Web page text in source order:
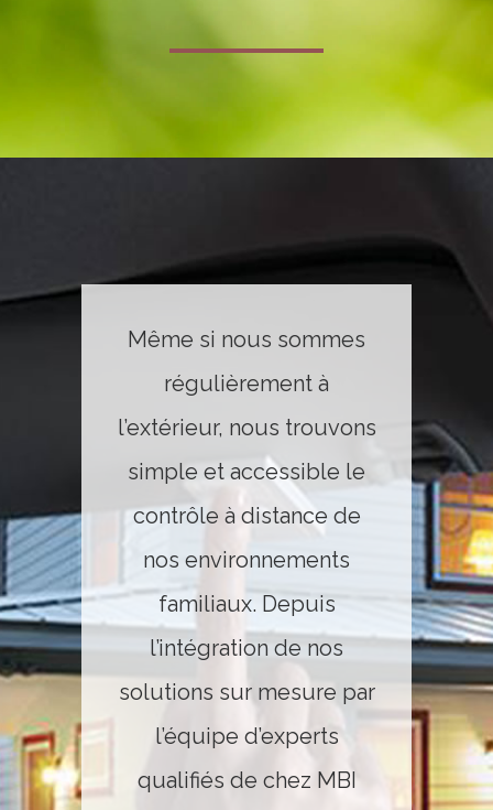
Même si nous sommes
régulièrement à
l’extérieur, nous trouvons
simple et accessible le
contrôle à distance de
nos environnements
familiaux. Depuis
l’intégration de nos
solutions sur mesure par
l’équipe d’experts
qualifiés de chez MBI